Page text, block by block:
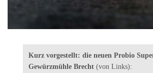
Kurz vorgestellt: die neuen Probio
Gewürzmühle Brecht (von Links):